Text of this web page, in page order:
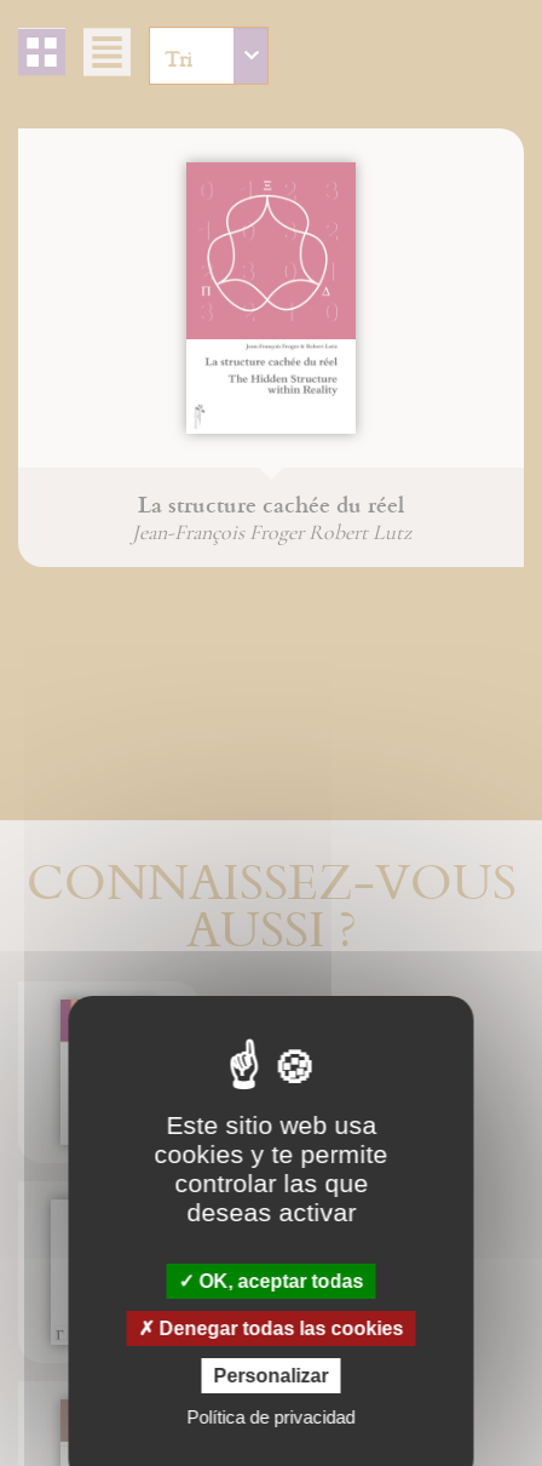
La structure cachée du réel
Jean-François Froger Robert Lutz
CONNAISSEZ-VOUS
AUSSI ?
¡A Dios los domingos!
Hildegarde de Bingen
Sainte Hildegarde de Bingen
Este sitio web usa
cookies y te permite
controlar las que
deseas activar
OK, aceptar todas
Denegar todas las cookies
Personalizar
Política de privacidad